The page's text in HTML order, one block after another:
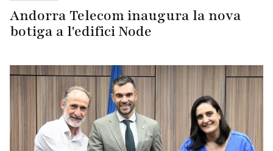
Andorra Telecom inaugura la nova
botiga a l'edifici Node